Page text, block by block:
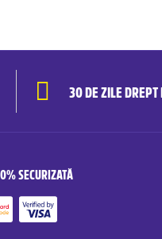
30 DE ZILE DREPT
SECURIZATĂ